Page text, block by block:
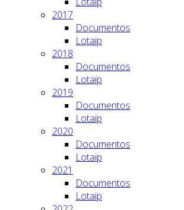
2017
Documentos
Lotaip
2018
Documentos
Lotaip
2019
Documentos
Lotaip
2020
Documentos
Lotaip
2021
Documentos
Lotaip